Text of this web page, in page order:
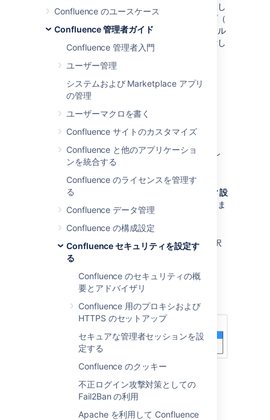
Confluence のユースケース
Confluence 管理者ガイド
Confluence 管理者入門
ユーザー管理
システムおよび Marketplace アプリ
の管理
ユーザーマクロを書く
Confluence サイトのカスタマイズ
Confluence と他のアプリケーショ
ンを統合する
Confluence のライセンスを管理す
る
Confluence データ管理
Confluence の構成設定
Confluence セキュリティを設定す
る
Confluence のセキュリティの概
要とアドバイザリ
Confluence 用のプロキシおよび
HTTPS のセットアップ
セキュアな管理者セッションを設
定する
Confluence のクッキー
不正ログイン攻撃対策としての
Fail2Ban の利用
Apache を利用して Confluence
を参照できます。このオプションを選択し
た場合、「ユーザー検索」ポップアップ（
ページ制限を設定する場合など）でメール
アドレスが利用できなくなることに注意し
てください。
[管理] を選択し、[一般設定] を選択し
ます。
「セキュリティ設定」を選択します 。
「
セキュリティ設
定
」画面のフィールドが編集可能になりま
す。
「ユーザー メール アドレスの表示方法
ドロップダウンからオプションを1つ選択
します：「
保存' を選択します。
スクリーンショット： メールの表示方法
最終更新日: 2022 年 1 月 31 日